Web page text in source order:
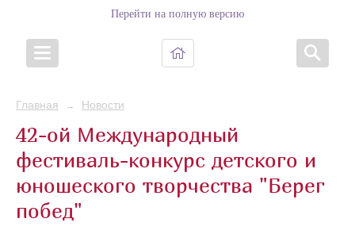
Перейти на полную версию
Главная → Новости
42-ой Международный
фестиваль-конкурс детского и
юношеского творчества "Берег
побед"